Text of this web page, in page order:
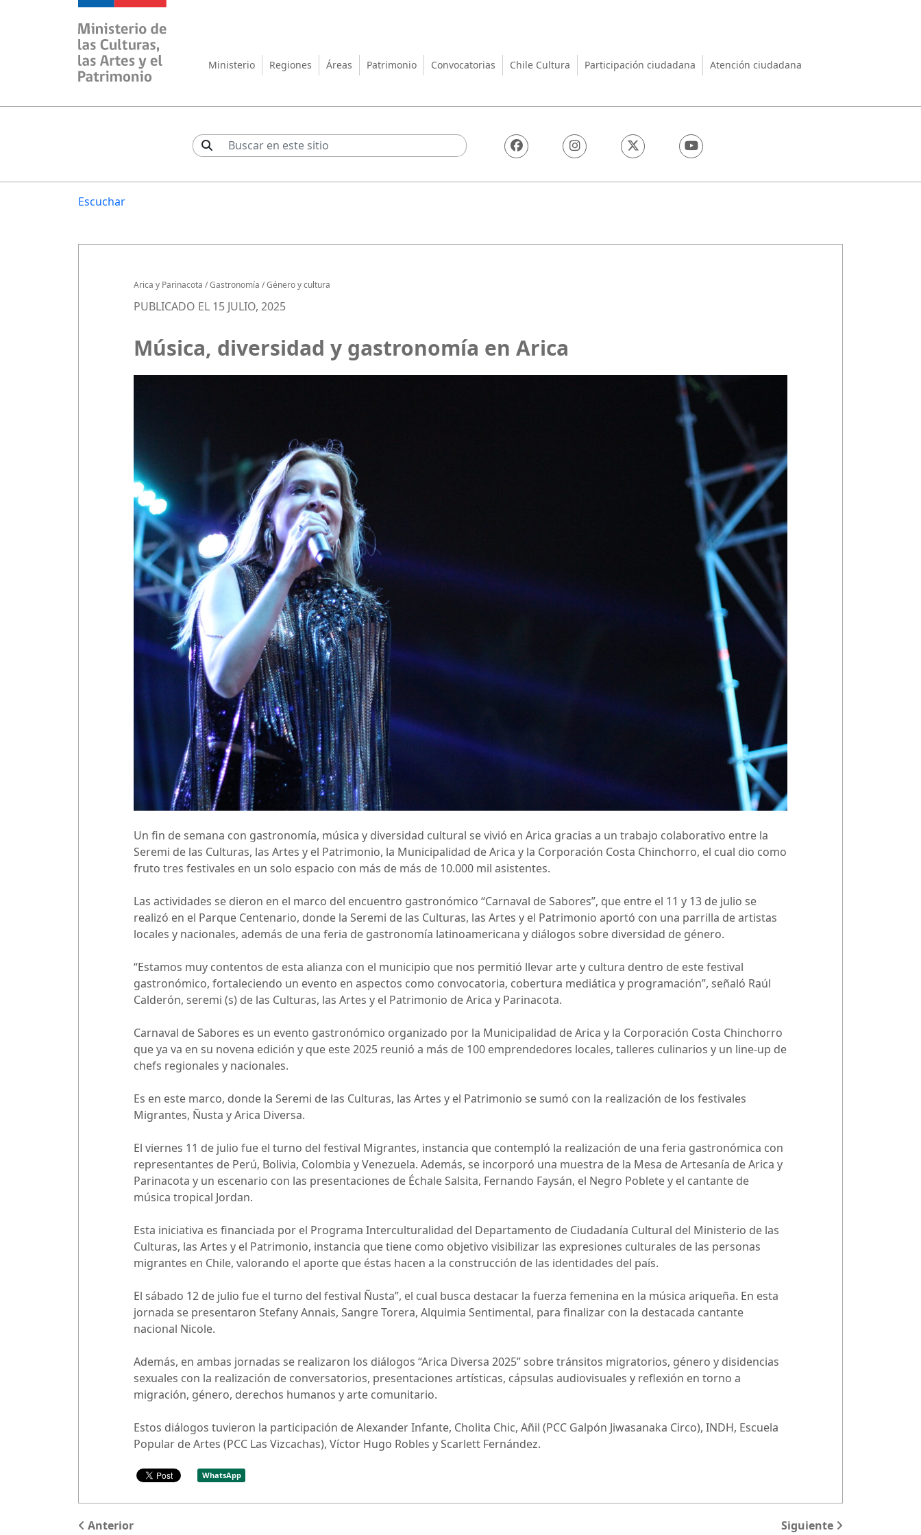
Ministerio de las Culturas, las Artes y el Patrimonio
Ministerio Regiones Áreas Patrimonio Convocatorias Chile Cultura Participación ciudadana Atención ciudadana
Escuchar
Arica y Parinacota /Gastronomía /Género y cultura
PUBLICADO EL 15 JULIO, 2025
Música, diversidad y gastronomía en Arica
Un fin de semana con gastronomía, música y diversidad cultural se vivió en Arica gracias a un trabajo colaborativo entre la
Seremi de las Culturas, las Artes y el Patrimonio, la Municipalidad de Arica y la Corporación Costa Chinchorro, el cual dio como
fruto tres festivales en un solo espacio con más de más de 10.000 mil asistentes.
Las actividades se dieron en el marco del encuentro gastronómico “Carnaval de Sabores”, que entre el 11 y 13 de julio se
realizó en el Parque Centenario, donde la Seremi de las Culturas, las Artes y el Patrimonio aportó con una parrilla de artistas
locales y nacionales, además de una feria de gastronomía latinoamericana y diálogos sobre diversidad de género.
“Estamos muy contentos de esta alianza con el municipio que nos permitió llevar arte y cultura dentro de este festival
gastronómico, fortaleciendo un evento en aspectos como convocatoria, cobertura mediática y programación”, señaló Raúl
Calderón, seremi (s) de las Culturas, las Artes y el Patrimonio de Arica y Parinacota.
Carnaval de Sabores es un evento gastronómico organizado por la Municipalidad de Arica y la Corporación Costa Chinchorro
que ya va en su novena edición y que este 2025 reunió a más de 100 emprendedores locales, talleres culinarios y un line-up de
chefs regionales y nacionales.
Es en este marco, donde la Seremi de las Culturas, las Artes y el Patrimonio se sumó con la realización de los festivales
Migrantes, Ñusta y Arica Diversa.
El viernes 11 de julio fue el turno del festival Migrantes, instancia que contempló la realización de una feria gastronómica con
representantes de Perú, Bolivia, Colombia y Venezuela. Además, se incorporó una muestra de la Mesa de Artesanía de Arica y
Parinacota y un escenario con las presentaciones de Échale Salsita, Fernando Faysán, el Negro Poblete y el cantante de
música tropical Jordan.
Esta iniciativa es financiada por el Programa Interculturalidad del Departamento de Ciudadanía Cultural del Ministerio de las
Culturas, las Artes y el Patrimonio, instancia que tiene como objetivo visibilizar las expresiones culturales de las personas
migrantes en Chile, valorando el aporte que éstas hacen a la construcción de las identidades del país.
El sábado 12 de julio fue el turno del festival Ñusta”, el cual busca destacar la fuerza femenina en la música ariqueña. En esta
jornada se presentaron Stefany Annais, Sangre Torera, Alquimia Sentimental, para finalizar con la destacada cantante
nacional Nicole.
Además, en ambas jornadas se realizaron los diálogos “Arica Diversa 2025” sobre tránsitos migratorios, género y disidencias
sexuales con la realización de conversatorios, presentaciones artísticas, cápsulas audiovisuales y reflexión en torno a
migración, género, derechos humanos y arte comunitario.
Estos diálogos tuvieron la participación de Alexander Infante, Cholita Chic, Añil (PCC Galpón Jiwasanaka Circo), INDH, Escuela
Popular de Artes (PCC Las Vizcachas), Víctor Hugo Robles y Scarlett Fernández.
WhatsApp
Anterior
Siguiente